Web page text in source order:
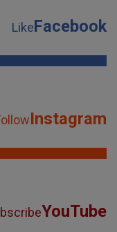
LikeFacebook
Instagram
YouTube